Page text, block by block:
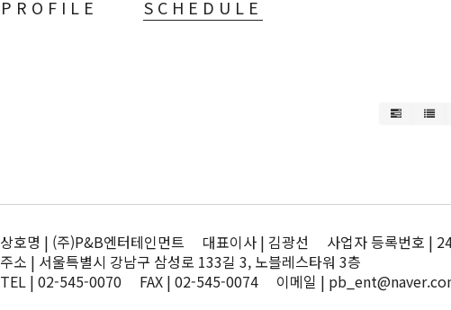
PROFILE SCHEDULE
상호명 | (주)P&B엔터테인먼트 대표이사 | 김광선 사업자 등록번호 |
주소 | 서울특별시 강남구 삼성로 133길 3, 노블레스타워 3층
TEL | 02-545-0070 FAX | 02-545-0074 이메일 |